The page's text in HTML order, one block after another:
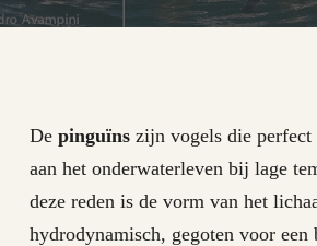
Depinguïnszijn vogels die perfect
aan het onderwaterleven bij lage
deze reden is de vorm van het
hydrodynamisch, gegoten voor een